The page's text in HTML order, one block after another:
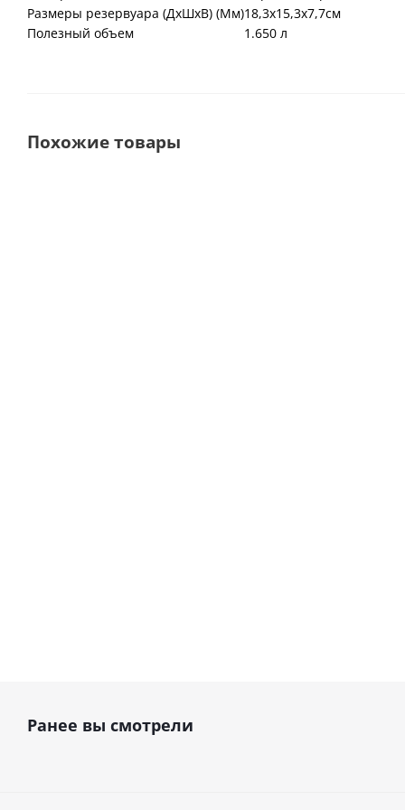
Размеры резервуара (ДxШxВ) (Мм)18,3х15,3х7,7см
Полезный объем
1.650 л
Похожие товары
Ранее вы смотрели